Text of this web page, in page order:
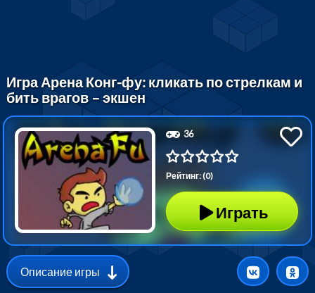
Игра Арена Конг-фу: кликать по стрелкам и
бить врагов – экшен
36
Рейтинг: (0)
Играть
Описание игры